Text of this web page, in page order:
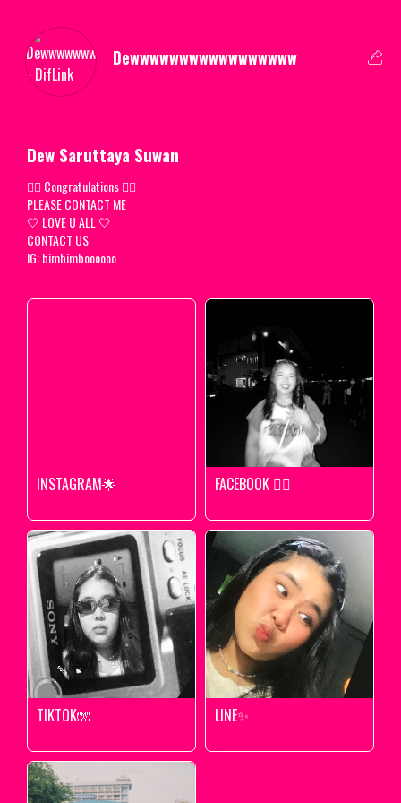
Dewwwwwwwwwwwwwwwww
Dew Saruttaya Suwan
🧚‍♀️ Congratulations 🧚‍♀️
PLEASE CONTACT ME
🤍 LOVE U ALL 🤍
CONTACT US
IG: bimbimboooooo
INSTAGRAM🌟 FACEBOOK 🧚‍♀️
TIKTOK🧤 LINE✨